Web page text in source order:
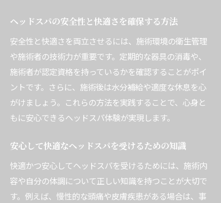
ヘッドスパの安全性と快適さを確保する方法
安全性と快適さを両立させるには、施術環境の衛生管理
や施術者の技術力が重要です。定期的な器具の消毒や、
施術者が認定資格を持っているかを確認することがポイ
ントです。さらに、施術後は水分補給や適度な休息を心
がけましょう。これらの方法を実践することで、心身と
もに安心できるヘッドスパ体験が実現します。
安心して快適なヘッドスパを受けるための知識
快適かつ安心してヘッドスパを受けるためには、施術内
容や自分の体調について正しい知識を持つことが大切で
す。例えば、慢性的な頭痛や皮膚疾患がある場合は、事